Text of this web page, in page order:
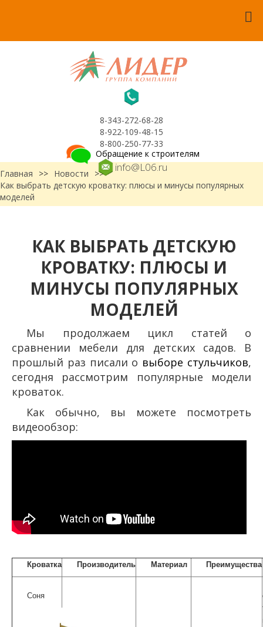
8-343-272-68-28
8-922-109-48-15
8-800-250-77-33
info@L06.ru
Обращение к строителям
Главная
>> Новости
>>
Как выбрать детскую кроватку: плюсы и минусы популярных
моделей
КАК ВЫБРАТЬ ДЕТСКУЮ
КРОВАТКУ: ПЛЮСЫ И
МИНУСЫ ПОПУЛЯРНЫХ
МОДЕЛЕЙ
Мы продолжаем цикл статей о
сравнении мебели для детских садов. В
прошлый раз писали о выборе стульчиков,
сегодня рассмотрим популярные модели
кроваток.
Как обычно, вы можете посмотреть
видеообзор:
Кроватка Производитель Материал Преимущества
Соня